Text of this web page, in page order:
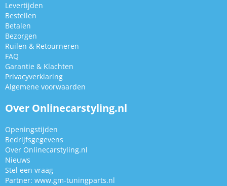
Levertijden
Bestellen
Betalen
Bezorgen
Ruilen & Retourneren
FAQ
Garantie & Klachten
Privacyverklaring
Algemene voorwaarden
Over Onlinecarstyling.nl
Openingstijden
Bedrijfsgegevens
Over Onlinecarstyling.nl
Nieuws
Stel een vraag
Partner: www.gm-tuningparts.nl